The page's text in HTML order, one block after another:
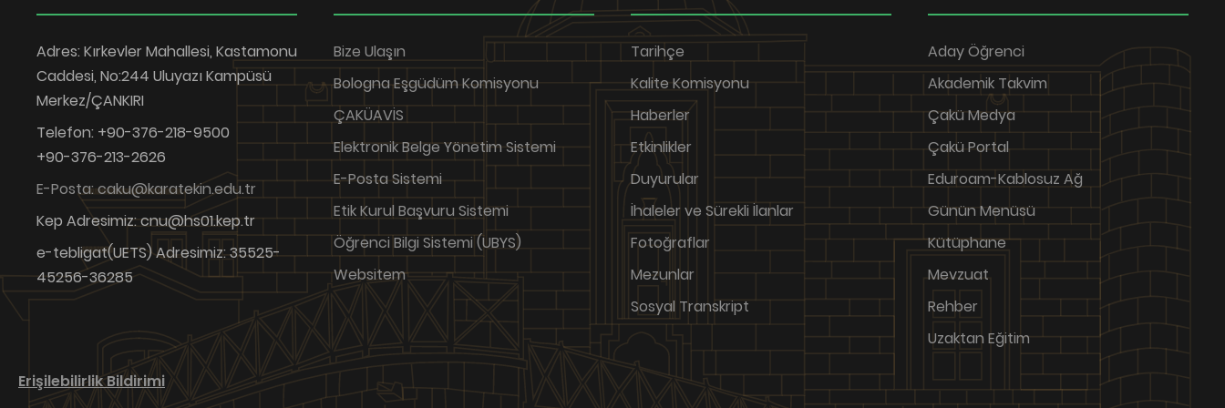
Adres: Kırkevler Mahallesi, Kastamonu
Caddesi, No:244 Uluyazı Kampüsü
Merkez/ÇANKIRI
Telefon: +90-376-218-9500
+90-376-213-2626
E-Posta: caku@karatekin.edu.tr
Kep Adresimiz: cnu@hs01.kep.tr
e-tebligat(UETS) Adresimiz: 35525-
45256-36285
Bize Ulaşın
Bologna Eşgüdüm Komisyonu
ÇAKÜAVİS
Elektronik Belge Yönetim Sistemi
E-Posta Sistemi
Etik Kurul Başvuru Sistemi
Öğrenci Bilgi Sistemi (UBYS)
Websitem
Tarihçe
Kalite Komisyonu
Haberler
Etkinlikler
Duyurular
İhaleler ve Sürekli İlanlar
Fotoğraflar
Mezunlar
Sosyal Transkript
Aday Öğrenci
Akademik Takvim
Çakü Medya
Çakü Portal
Eduroam-Kablosuz Ağ
Günün Menüsü
Kütüphane
Mevzuat
Rehber
Uzaktan Eğitim
Erişilebilirlik Bildirimi